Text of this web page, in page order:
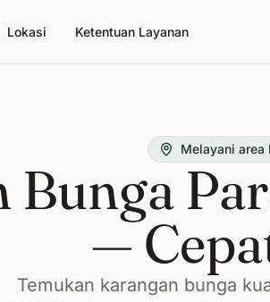
Lokasi Ketentuan Layanan
Melayani area
Bunga
—
Temukan karangan bunga